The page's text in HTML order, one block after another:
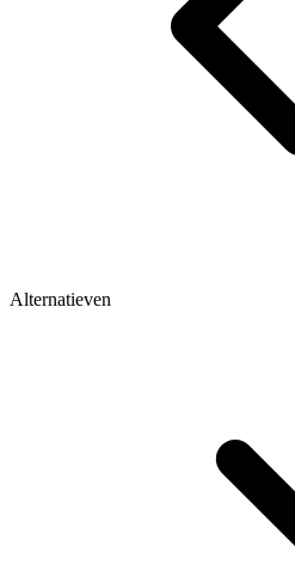
Alternatieven